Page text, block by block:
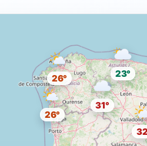
26°
23°
26°
31°